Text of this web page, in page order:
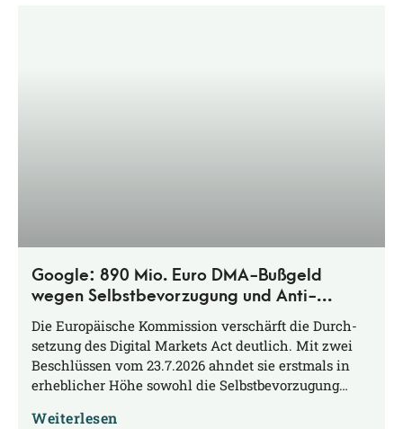
Google: 890 Mio. Euro DMA-Bußgeld
wegen Selbstbevorzugung und Anti-
Steering
Die Euro­päi­sche Kom­mis­si­on ver­schärft die Durch­
set­zung des Digi­tal Mar­kets Act deut­lich. Mit zwei
Beschlüs­sen vom 23.7.2026 ahn­det sie erst­mals in
erheb­li­cher Höhe sowohl die Selbstbevorzugung…
Weiterlesen